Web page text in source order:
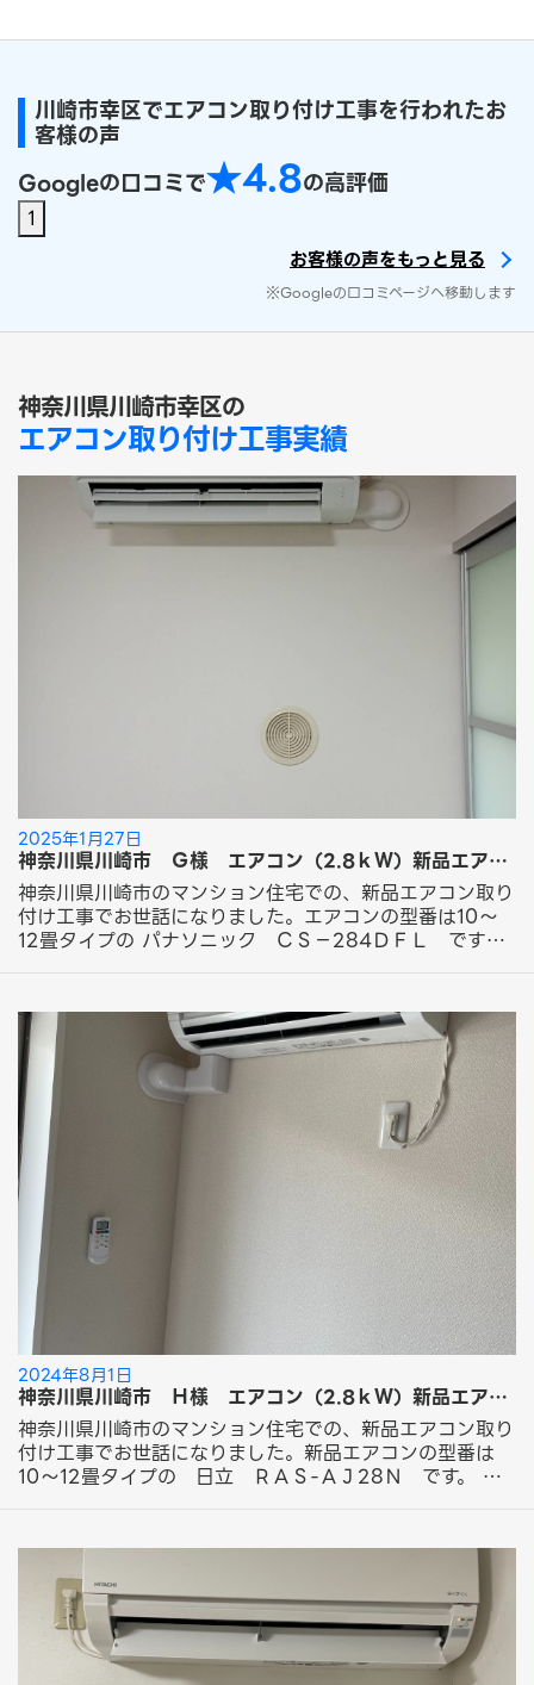
川崎市幸区でエアコン取り付け工事を行われたお
客様の声
Googleの口コミで★4.8の高評価
1
お客様の声をもっと見る
※Googleの口コミページへ移動します
神奈川県川崎市幸区の
エアコン取り付け工事実績
2025年1月27日
神奈川県川崎市 Ｇ様 エアコン（2.8ｋＷ）新品エアコン取り付け工事のご依頼ありがとうございました。
神奈川県川崎市のマンション住宅での、新品エアコン取り
付け工事でお世話になりました。エアコンの型番は10～
12畳タイプの パナソニック ＣＳ－284ＤＦＬ です。
室内機の取り付けにおいて、壁の中に埋設されて先行配管
ホースをつなぎ取り付けさせていただきました。 室外機
は既存の2段置き架台があり、その架台を使用し下段部分
に取り付けさせていただきました。 Ｇ様 この度は「新
品エアコン取り付け工事」にてエアコン取り付け工事のご
依頼ありがとうございました。 フォーラムサービスのエ
アコン工事をご紹介！ 今回ご依頼の工事はこちら！ 新品
エアコン取り付け工事 14,300円～（税込） 隠蔽（いん
ぺい）配管工事 室外機：二段置き工事
2024年8月1日
神奈川県川崎市 Ｈ様 エアコン（2.8ｋＷ）新品エアコン取り付け工事のご依頼ありがとうございました。
神奈川県川崎市のマンション住宅での、新品エアコン取り
付け工事でお世話になりました。新品エアコンの型番は
10～12畳タイプの 日立 ＲＡＳ-ＡＪ28Ｎ です。 室
内機の取り付け場所は配管穴壁面と違う壁面に設置し、室
した。 外側の室外機はベランダ床置きで設置です。外側
のカバーは既設のカバーがついてましてので、それを再利
用させていただき取り付けさせていただきました。 Ｈ
様 この度は「新品エアコン取り付け工事」にてエアコン
取り付け工事のご依頼ありがとうございました。 フォー
ラムサービスのエアコン工事をご紹介！ 今回ご依頼の工